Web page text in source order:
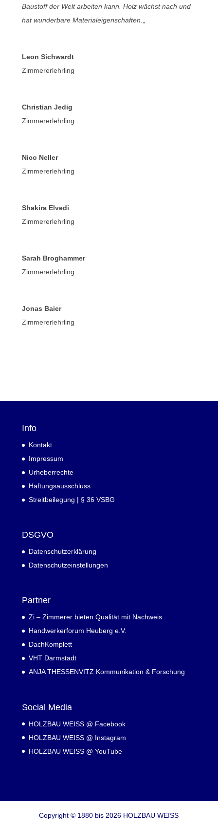
Baustoff der Welt arbeiten kann. Holz wächst nach und
hat wunderbare Materialeigenschaften.
Leon Sichwardt
Zimmererlehrling
Christian Jedig
Zimmererlehrling
Nico Neller
Zimmererlehrling
Shakira Elvedi
Zimmererlehrling
Sarah Broghammer
Zimmererlehrling
Jonas Baier
Zimmererlehrling
Info
Kontakt
Impressum
Urheberrechte
Haftungsausschluss
Streitbeilegung | § 36 VSBG
DSGVO
Datenschutzerklärung
Datenschutzeinstellungen
Partner
Zi – Zimmerer bieten Qualität mit Nachweis
Handwerkerforum Heuberg e.V.
DachKomplett
VHT Darmstadt
ANJA THESSENVITZ Kommunikation & Forschung
Social Media
HOLZBAU WEISS @ Facebook
HOLZBAU WEISS @ Instagram
HOLZBAU WEISS @ YouTube
Copyright © 1880 bis 2026 HOLZBAU WEISS